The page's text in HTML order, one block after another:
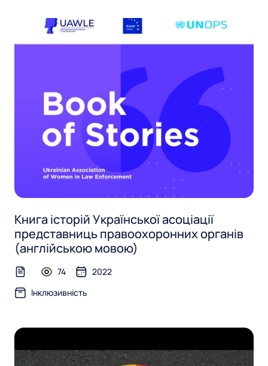
Книга історій Української асоціації
представниць правоохоронних органів
(англійською мовою)
text-file74
2022
Інклюзивність